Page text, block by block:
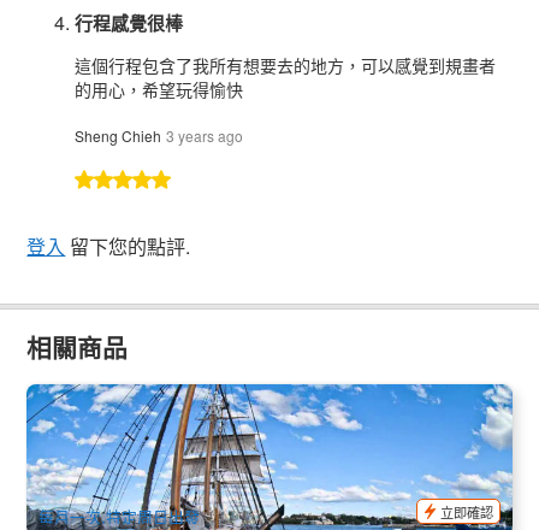
行程感覺很棒
這個行程包含了我所有想要去的地方，可以感覺到規畫者
的用心，希望玩得愉快
Sheng Chieh 3 years ago
登入 留下您的點評.
相關商品
悉尼港高帆船｜香檳早午餐巡航 (Champagne Brunch Cruise)
74 已預訂
AUD $104.00 $119.00
SYD04861
每月一次,特定周日出發
立即確認